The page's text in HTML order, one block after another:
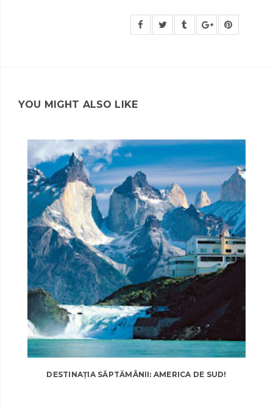
YOU MIGHT ALSO LIKE
DESTINAȚIA SĂPTĂMÂNII: AMERICA DE SUD!